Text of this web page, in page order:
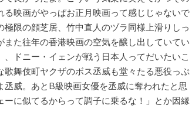
映画がやっぱお正月映画って感じじゃないで
限の顔芝居、竹中直人のヅラ同様上滑りしっ
た往年の香港映画の空気を醸し出していてい
ドニー・イェンが戦う日本人ってだいたいこ
歌舞伎町ヤクザのボス丞威も堂々たる悪役っぷ
丞威。あとB級映画女優を丞威に奪われたと思
ーに似てるからって調子に乗るな！」とか因縁